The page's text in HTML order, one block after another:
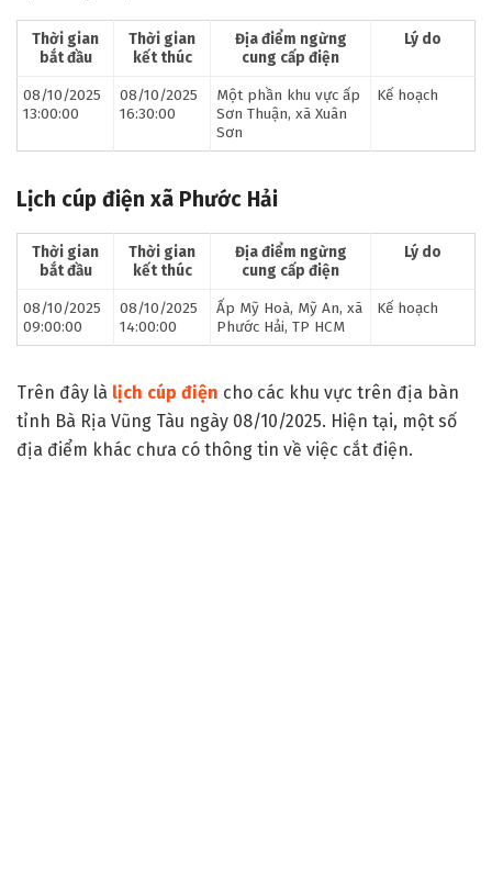
Thời gian
bắt đầu
Thời gian
kết thúc
Địa điểm ngừng
cung cấp điện
Lý do
08/10/2025
13:00:00
08/10/2025
16:30:00
Một phần khu vực ấp
Sơn Thuận, xã Xuân
Sơn
Kế hoạch
Lịch cúp điện xã Phước Hải
Thời gian
bắt đầu
Thời gian
kết thúc
Địa điểm ngừng
cung cấp điện
Lý do
08/10/2025
09:00:00
08/10/2025
14:00:00
Ấp Mỹ Hoà, Mỹ An, xã
Phước Hải, TP HCM
Kế hoạch
Trên đây là lịch cúp điện cho các khu vực trên địa bàn
tỉnh Bà Rịa Vũng Tàu ngày 08/10/2025. Hiện tại, một số
địa điểm khác chưa có thông tin về việc cắt điện.